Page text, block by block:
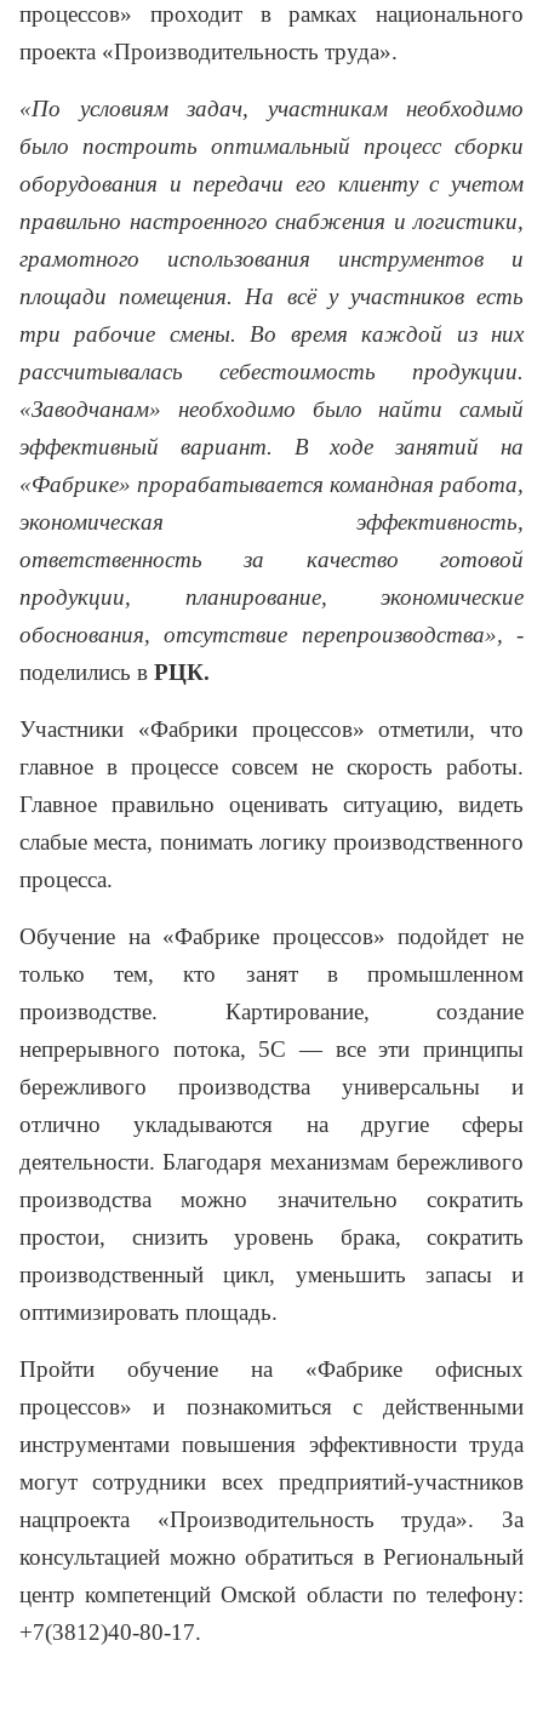
процессов» проходит в рамках национального
проекта «Производительность труда».
«По условиям задач, участникам необходимо
было построить оптимальный процесс сборки
оборудования и передачи его клиенту с учетом
правильно настроенного снабжения и логистики,
грамотного использования инструментов и
площади помещения. На всё у участников есть
три рабочие смены. Во время каждой из них
рассчитывалась себестоимость продукции.
«Заводчанам» необходимо было найти самый
эффективный вариант. В ходе занятий на
«Фабрике» прорабатывается командная работа,
экономическая эффективность,
ответственность за качество готовой
продукции, планирование, экономические
обоснования, отсутствие перепроизводства», -
поделились в РЦК.
Участники «Фабрики процессов» отметили, что
главное в процессе совсем не скорость работы.
Главное правильно оценивать ситуацию, видеть
слабые места, понимать логику производственного
процесса.
Обучение на «Фабрике процессов» подойдет не
только тем, кто занят в промышленном
производстве. Картирование, создание
непрерывного потока, 5С — все эти принципы
бережливого производства универсальны и
отлично укладываются на другие сферы
деятельности. Благодаря механизмам бережливого
производства можно значительно сократить
простои, снизить уровень брака, сократить
производственный цикл, уменьшить запасы и
оптимизировать площадь.
Пройти обучение на «Фабрике офисных
процессов» и познакомиться с действенными
инструментами повышения эффективности труда
могут сотрудники всех предприятий-участников
нацпроекта «Производительность труда». За
консультацией можно обратиться в Региональный
центр компетенций Омской области по телефону:
+7(3812)40-80-17.